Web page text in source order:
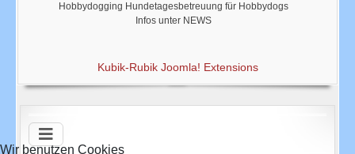
Hobbydogging Hundetagesbetreuung für Hobbydogs
Infos unter NEWS
Ausbildung im und am Pool
Der Pool ist 4,5 m lang und 2,2 m breit mit einer Tiefe von 0,75 m
Kubik-Rubik Joomla! Extensions
Wir benutzen Cookies